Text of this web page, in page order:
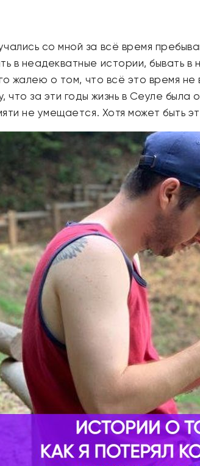
со мной за всё время
в неадекватные истории, бывать
жалею о том, что всё это время не
что за эти годы жизнь в Сеуле
не умещается. Хотя может быть